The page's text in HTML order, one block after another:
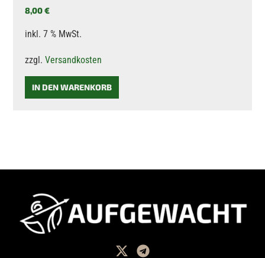
8,00€
inkl. 7 % MwSt.
zzgl.Versandkosten
IN DEN WARENKORB